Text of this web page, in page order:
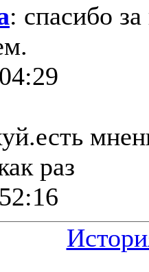
: спасибо
раз
: ну, вам